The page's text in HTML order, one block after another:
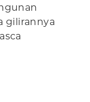
gilirannya